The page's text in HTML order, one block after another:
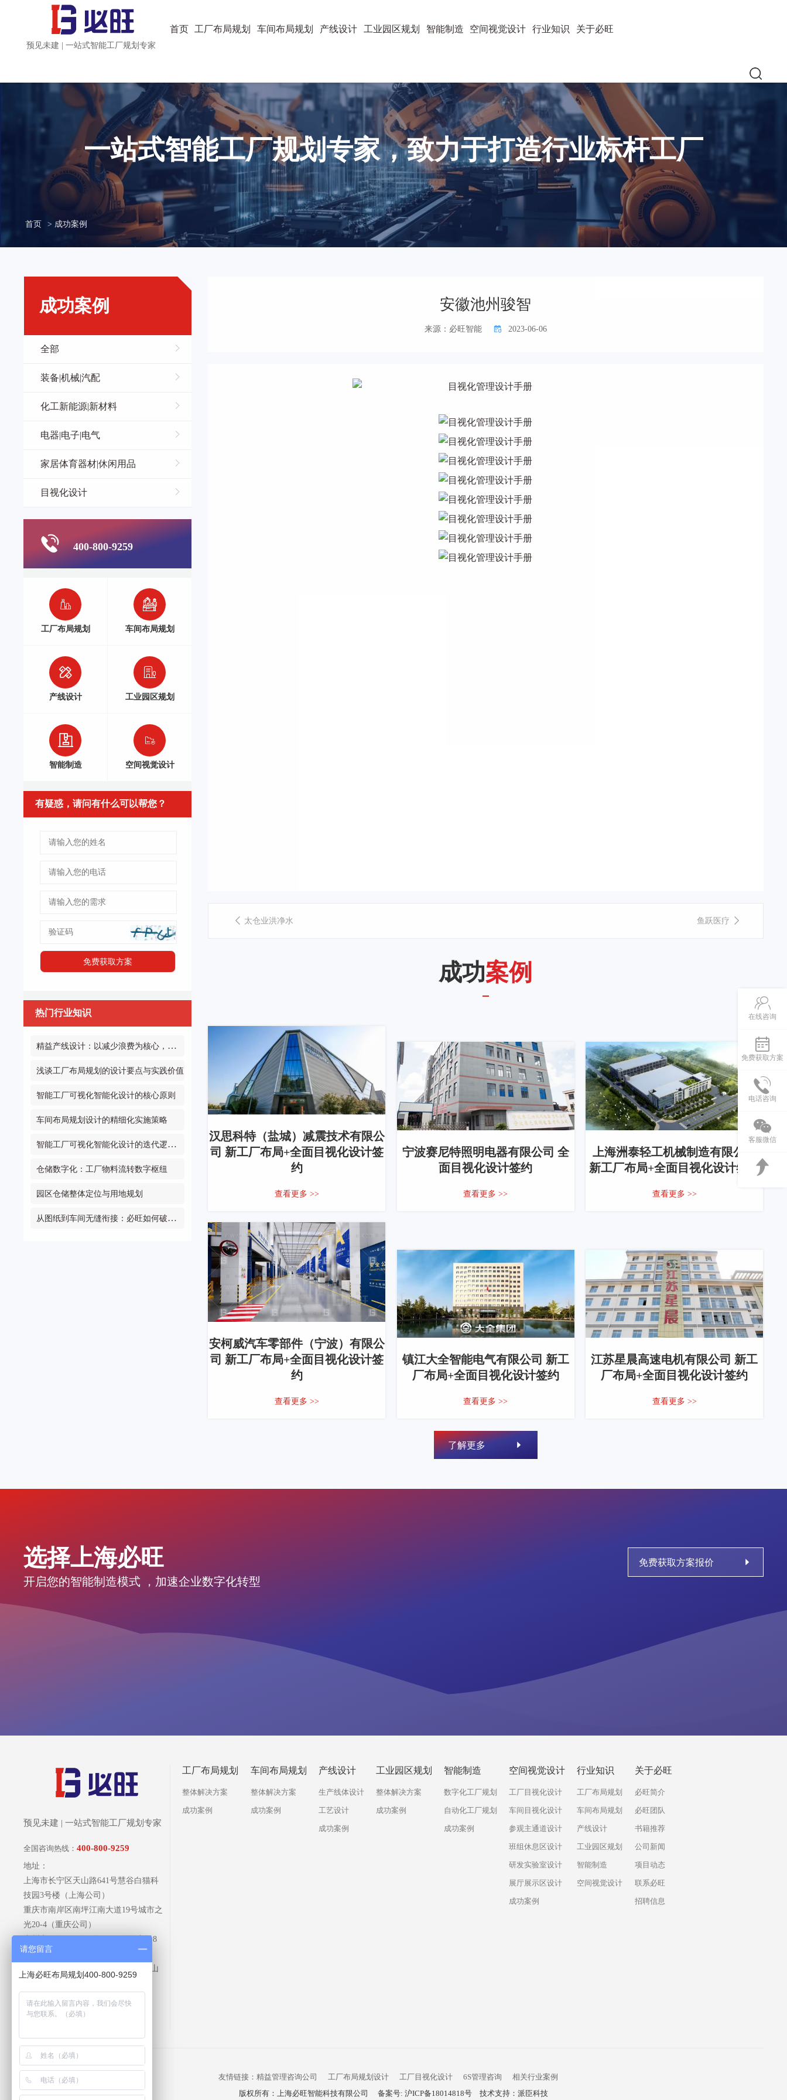
预见未建 | 一站式智能工厂规划专家
首页 工厂布局规划 车间布局规划 产线设计 工业园区规划 智能制造 空间视觉设计 行业知识 关于必旺
在线咨询
免费获取方案
电话咨询
客服微信
一站式智能工厂规划专家，致力于打造行业标杆工厂
首页 > 成功案例
成功案例
全部
装备|机械|汽配
化工新能源|新材料
电器|电子|电气
家居体育器材|休闲用品
目视化设计
400-800-9259
工厂布局规划 车间布局规划
产线设计 工业园区规划
智能制造 空间视觉设计
有疑惑，请问有什么可以帮您？
热门行业知识
精益产线设计：以减少浪费为核心，打造高效生产体系
浅谈工厂布局规划的设计要点与实践价值
智能工厂可视化智能化设计的核心原则
车间布局规划设计的精细化实施策略
智能工厂可视化智能化设计的迭代逻辑：从传统目视到数字智控
仓储数字化：工厂物料流转数字枢纽
园区仓储整体定位与用地规划
从图纸到车间无缝衔接：必旺如何破解工厂规划落地难？
安徽池州骏智
来源：必旺智能 2023-06-06
太仓业洪净水 鱼跃医疗
成功案例
汉思科特（盐城）减震技术有限公
司 新工厂布局+全面目视化设计签
约
查看更多 >>
宁波赛尼特照明电器有限公司 全
面目视化设计签约
查看更多 >>
上海洲泰轻工机械制造有限公司
新工厂布局+全面目视化设计签约
查看更多 >>
安柯威汽车零部件（宁波）有限公
司 新工厂布局+全面目视化设计签
约
查看更多 >>
镇江大全智能电气有限公司 新工
厂布局+全面目视化设计签约
查看更多 >>
江苏星晨高速电机有限公司 新工
厂布局+全面目视化设计签约
查看更多 >>
了解更多
选择上海必旺
开启您的智能制造模式 ，加速企业数字化转型
免费获取方案报价
预见未建 | 一站式智能工厂规划专家
全国咨询热线：400-800-9259
地址：
上海市长宁区天山路641号慧谷白猫科
技园3号楼（上海公司）
重庆市南岸区南坪江南大道19号城市之
光20-4（重庆公司）
广州市天河区天河路 218号天环广场8
楼（广州公司）
山东济南槐荫区润华乾泰大厦803（山
工厂布局规划
整体解决方案
成功案例
车间布局规划
整体解决方案
成功案例
产线设计
生产线体设计
工艺设计
成功案例
工业园区规划
整体解决方案
成功案例
智能制造
数字化工厂规划
自动化工厂规划
成功案例
空间视觉设计
工厂目视化设计
车间目视化设计
参观主通道设计
班组休息区设计
研发实验室设计
展厅展示区设计
成功案例
行业知识
工厂布局规划
车间布局规划
产线设计
工业园区规划
智能制造
空间视觉设计
关于必旺
必旺简介
必旺团队
书籍推荐
公司新闻
项目动态
联系必旺
招聘信息
友情链接： 精益管理咨询公司 工厂布局规划设计 工厂目视化设计 6S管理咨询
相关行业案例
版权所有：上海必旺智能科技有限公司 备案号: 沪ICP备18014818号技术支持： 派臣科技
请您留言
上海必旺布局规划400-800-9259